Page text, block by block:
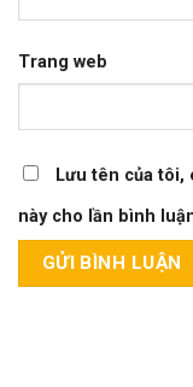
Trang web
Lưu tên của
này cho lần bình